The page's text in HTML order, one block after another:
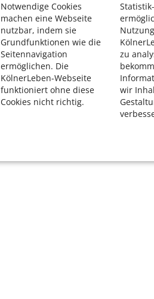
Notwendige Cookies
machen eine Webseite
nutzbar, indem sie
Grundfunktionen wie die
Seitennavigation
ermöglichen. Die
KölnerLeben-Webseite
funktioniert ohne diese
Cookies nicht richtig.
zu
wir